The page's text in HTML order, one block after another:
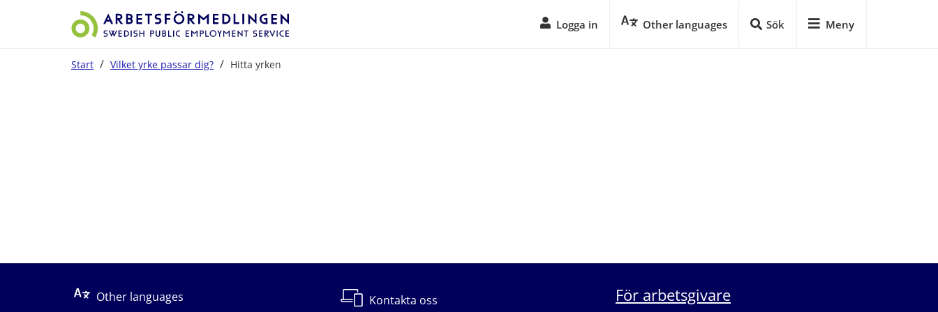
Logga in Other languages Sök Meny
Start / Vilket yrke passar dig? / Hitta yrken
Other languages
Kontakta oss För arbetsgivare